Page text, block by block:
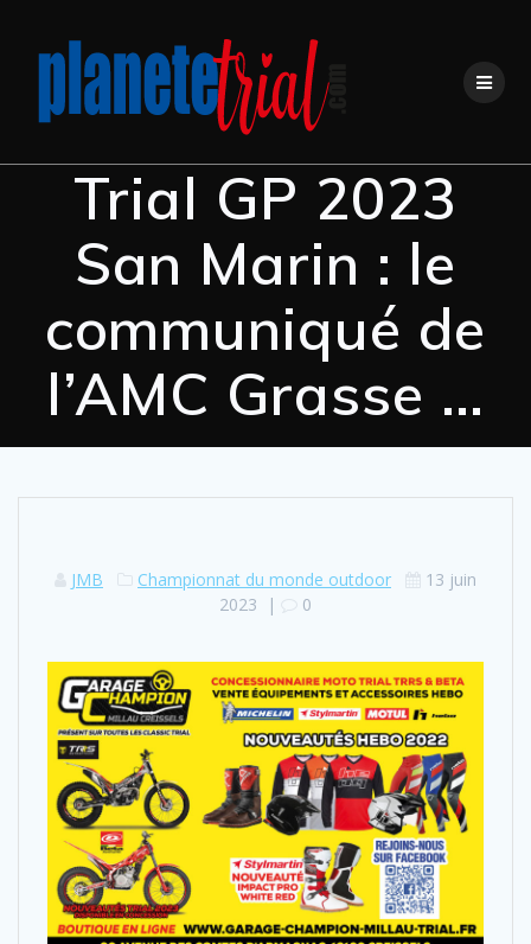
Trial GP 2023
San Marin : le
communiqué de
l’AMC Grasse …
JMB Championnat du monde outdoor
13 juin
2023 | 0